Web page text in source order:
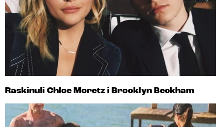
Raskinuli Chloe Moretz i Brooklyn Beckham